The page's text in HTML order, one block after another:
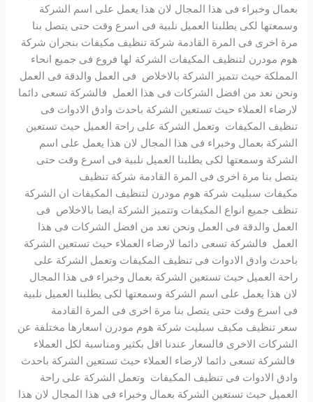
بعمال وخبراء فى هذا المجال لان هذا يعمل على اسم الشركة
وسمعتها لكى يطلبنا العميل نلبية فى اسرع وقت حتى يتصل بنا
مرة اخرى فى المرة القادمة شركة تنظيف مكيفات بنجران شركة
هوم مودرن لتنظيف المكيفات الشركة لها فروع فى جميع انحاء
المملكة حيث تتميز الشركة بالاخلاص فى العمل والدقة فى العمل
ونحن نعد من افضل الشركات فى هذا العمل فالشركة تسعى دائما
لارضاء العملاء حيث تستعين الشركة باحدث وادق الادوات فى
تنظيف المكيفات وتعمل الشركة على راحة العميل حيث تستعين
الشركة بعمال وخبراء فى هذا المجال لان هذا يعمل على اسم
الشركة وسمعتها لكى يطلبنا العميل نلبية فى اسرع وقت حتى
يتصل بنا مرة اخرى فى المرة القادمة شركة تنظيف
مكيفات سبليت شركة هوم مودرن لتنظيف المكيفات ان الشركة
تنظف جميع انواع المكيفات وتتميز الشركة ايضا بالاخلاص فى
العمل والدقة فى العمل ونحن نعد من افضل الشركات فى هذا
العمل فالشركة تسعى دائما لارضاء العملاء حيث تستعين الشركة
باحدث وادق الادوات فى تنظيف المكيفات وتعمل الشركة على
راحة العميل حيث تستعين الشركة بعمال وخبراء فى هذا المجال
لان هذا يعمل على اسم الشركة وسمعتها لكى يطلبنا العميل نلبية
فى اسرع وقت حتى يتصل بنا مرة اخرى فى المرة القادمة
سعر تنظيف مكيف سبليت شركة هوم مودرن اسعارها مختلفة عن
الشركات الاخرى فالسعار عندنا اقل بكثير ومناسبة لكل العملاء
فالشركة تسعى دائما لارضاء العملاء حيث تستعين الشركة باحدث
وادق الادوات فى تنظيف المكيفات وتعمل الشركة على راحة
العميل حيث تستعين الشركة بعمال وخبراء فى هذا المجال لان هذا